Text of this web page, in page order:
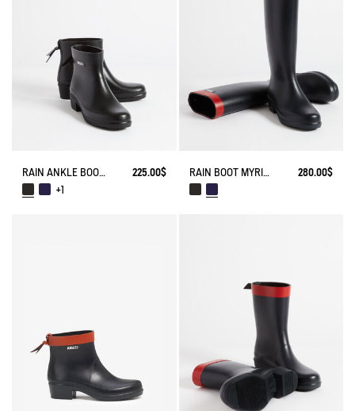
RAIN ANKLE BOOT MYRICA
225.00$
+1
RAIN BOOT MYRICA 280.00$